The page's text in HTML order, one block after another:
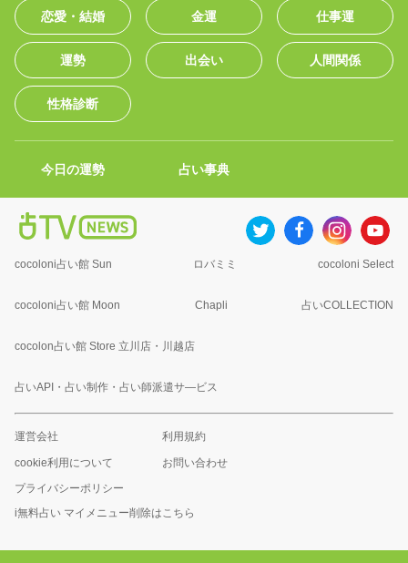
恋愛・結婚 金運 仕事運
運勢 出会い 人間関係
性格診断
今日の運勢 占い事典
cocoloni占い館 Sun ロバミミ cocoloni Select
cocoloni占い館 Moon Chapli 占いCOLLECTION
cocolon占い館 Store 立川店・川越店
占いAPI・占い制作・占い師派遣サ―ビス
運営会社 利用規約
cookie利用について お問い合わせ
プライバシーポリシー
i無料占い マイメニュー削除はこちら